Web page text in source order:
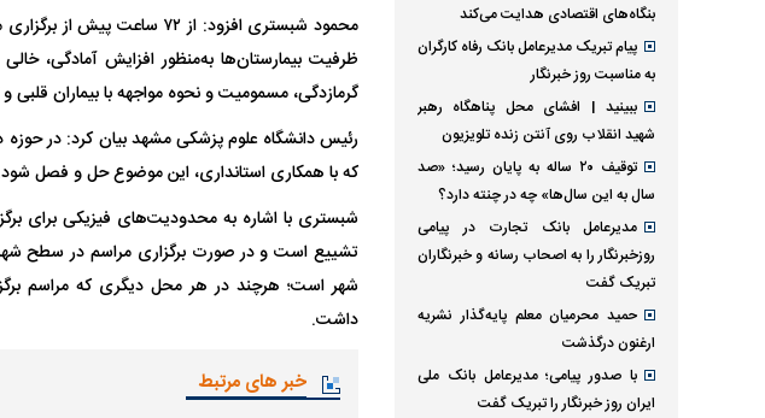
گرمازدگی، مسمومیت و نحوه مواجهه با بیماران
رئیس دانشگاه علوم پزشکی مشهد بیان کرد: در حوزه
که با همکاری استانداری، این موضوع حل و فصل
شبستری با اشاره به محدودیت‌های فیزیکی برای
تشییع است و در صورت برگزاری مراسم در سطح شهر،
شهر است؛ هرچند در هر محل دیگری که مراسم
داشت.
خبر های مرتبط
بنگاه‌های اقتصادی هدایت می‌کند
پیام تبریک مدیرعامل بانک رفاه کارگران
به مناسبت روز خبرنگار
ببینید | افشای محل پناهگاه رهبر
شهید انقلاب روی آنتن زنده تلویزیون
توقیف ۲۰ ساله به پایان رسید؛ «صد
سال به این سال‌ها» چه در چنته دارد؟
مدیرعامل بانک تجارت در پیامی
روزخبرنگار را به اصحاب رسانه و خبرنگاران
تبریک گفت
حمید محرمیان معلم پایه‌گذار نشریه
ارغنون درگذشت
با صدور پیامی؛ مدیرعامل بانک ملی
ایران روز خبرنگار را تبریک گفت